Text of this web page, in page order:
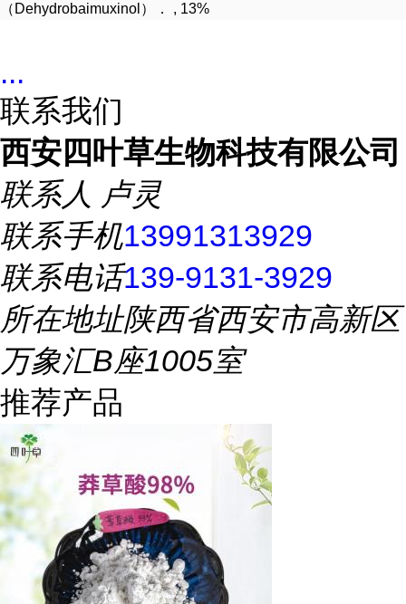
（Dehydrobaimuxinol）． , 13%
...
联系我们
西安四叶草生物科技有限公司
联系人 卢灵
联系手机13991313929
联系电话139-9131-3929
所在地址陕西省西安市高新区
万象汇B座1005室
推荐产品